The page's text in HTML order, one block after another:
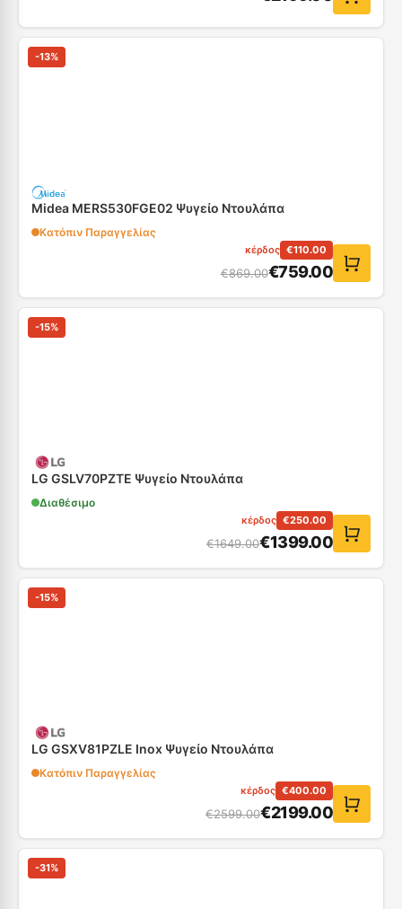
-13%
Midea MERS530FGE02 Ψυγείο Ντουλάπα
Κατόπιν Παραγγελίας
κέρδος €110.00
€869.00€759.00
-15%
LG GSLV70PZTE Ψυγείο Ντουλάπα
Διαθέσιμο
κέρδος €250.00
€1649.00€1399.00
-15%
LG GSXV81PZLE Inox Ψυγείο Ντουλάπα
Κατόπιν Παραγγελίας
κέρδος €400.00
€2599.00€2199.00
-31%